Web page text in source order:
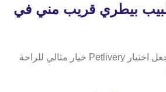
بيطري قريب مني في
إليك أبرز المميزات التي تجعل اختيار Petlivery خيار مثالي للراحة